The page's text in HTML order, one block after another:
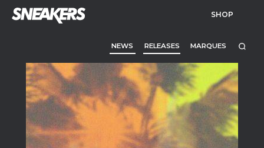
SHOP
NEWS RELEASES MARQUES